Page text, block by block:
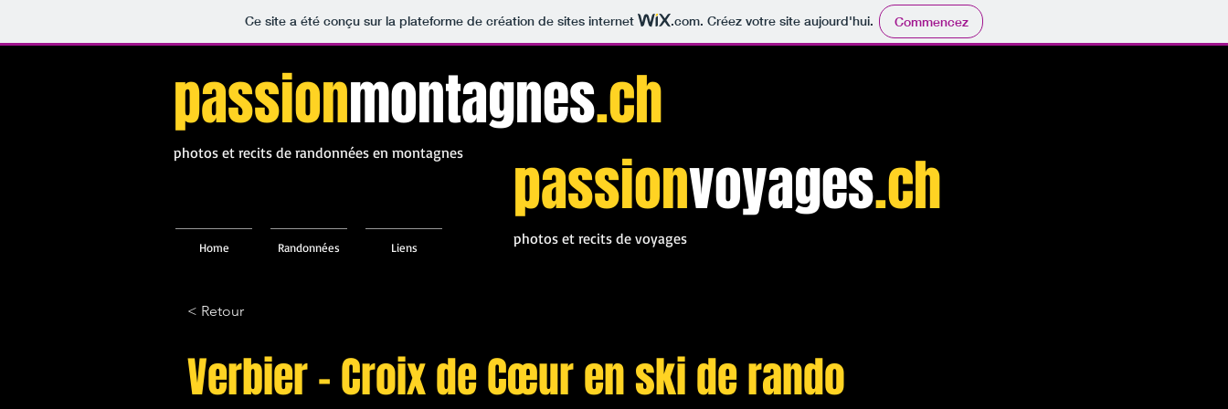
Ce site a été conçu sur la plateforme de création de sites internet .com. Créez votre site aujourd'hui. Commencez
passionmontagnes.ch
photos et recits de randonnées en montagnes
Home Randonnées Liens
passionvoyages.ch
photos et recits de voyages
< Retour
Verbier – Croix de Cœur en ski de rando